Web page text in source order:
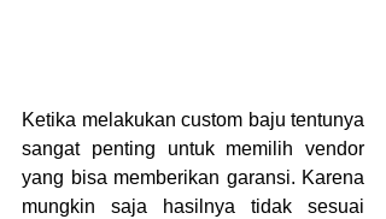
Ketika melakukan custom baju tentunya
sangat penting untuk memilih vendor
yang bisa memberikan garansi. Karena
mungkin saja hasilnya tidak sesuai